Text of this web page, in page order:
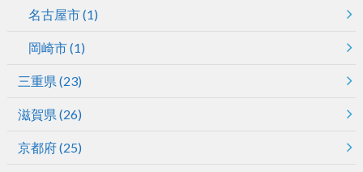
名古屋市(1)
岡崎市(1)
三重県 (23)
滋賀県 (26)
京都府(25)